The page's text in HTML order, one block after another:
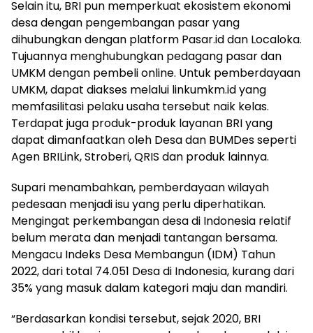
Selain itu, BRI pun memperkuat ekosistem ekonomi
desa dengan pengembangan pasar yang
dihubungkan dengan platform Pasar.id dan Localoka.
Tujuannya menghubungkan pedagang pasar dan
UMKM dengan pembeli online. Untuk pemberdayaan
UMKM, dapat diakses melalui linkumkm.id yang
memfasilitasi pelaku usaha tersebut naik kelas.
Terdapat juga produk-produk layanan BRI yang
dapat dimanfaatkan oleh Desa dan BUMDes seperti
Agen BRILink, Stroberi, QRIS dan produk lainnya.
Supari menambahkan, pemberdayaan wilayah
pedesaan menjadi isu yang perlu diperhatikan.
Mengingat perkembangan desa di Indonesia relatif
belum merata dan menjadi tantangan bersama.
Mengacu Indeks Desa Membangun (IDM) Tahun
2022, dari total 74.051 Desa di Indonesia, kurang dari
35% yang masuk dalam kategori maju dan mandiri.
“Berdasarkan kondisi tersebut, sejak 2020, BRI